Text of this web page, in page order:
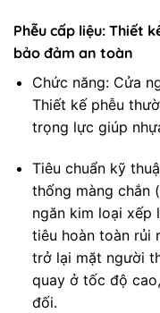
Phễu cấp liệu: Thiết
bảo đảm an toàn
Chức năng: Cửa
Thiết kế phễu
trọng lực giúp
Tiêu chuẩn kỹ
thống màng chắn
ngăn kim loại xếp
tiêu hoàn toàn rủi
trở lại mặt người
quay ở tốc độ
đối.